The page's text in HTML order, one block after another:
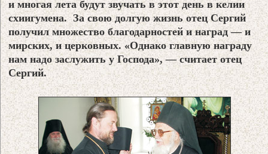
и многая лета будут звучать в этот день в келии
схиигумена. За свою долгую жизнь отец Сергий
получил множество благодарностей и наград — и
мирских, и церковных. «Однако главную награду
нам надо заслужить у Господа», — считает отец
Сергий.